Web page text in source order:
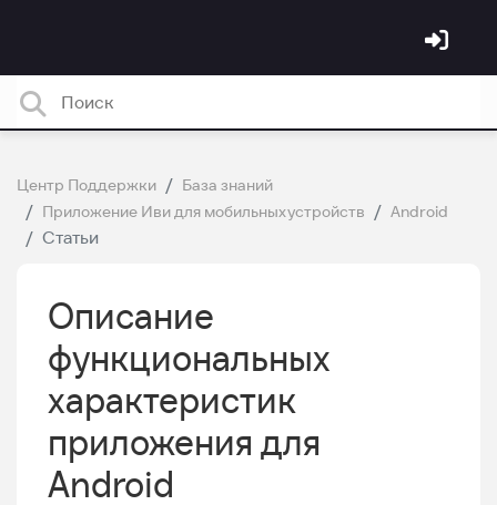
Центр Поддержки
База знаний
Приложение Иви для мобильных устройств
Android
Статьи
Описание
функциональных
характеристик
приложения для
Android